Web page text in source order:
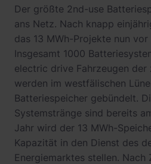
Der größte 2nd-use
ans Netz. Nach knapp
das 13 MWh-Projekte nun
Insgesamt 1000
electric drive Fahrzeugen der
werden im westfälischen
Batteriespeicher gebündelt.
Systemstränge sind bereits
Jahr wird der 13 MWh-
Kapazität in den Dienst des
Energiemarktes stellen. Nach